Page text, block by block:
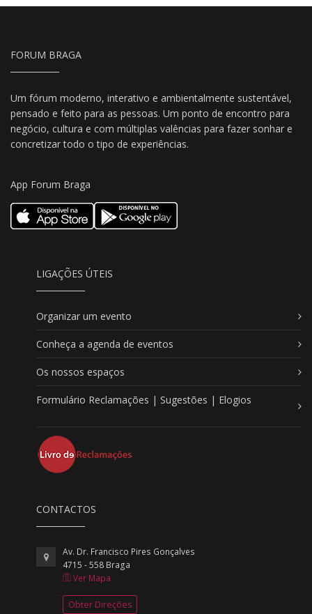
FORUM BRAGA
Um fórum moderno, interativo e ambientalmente sustentável,
pensado e feito para as pessoas. Um ponto de encontro para
negócio, cultura e com múltiplas valências para fazer sonhar e
concretizar todo o tipo de experiências.
App Forum Braga
LIGAÇÕES ÚTEIS
Organizar um evento
Conheça a agenda de eventos
Os nossos espaços
Formulário Reclamações | Sugestões | Elogios
CONTACTOS
Av. Dr. Francisco Pires Gonçalves
4715 - 558 Braga
Ver Mapa
Obter Direções